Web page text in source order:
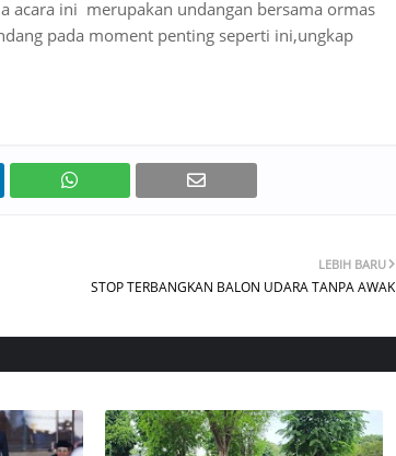
acara ini merupakan undangan bersama ormas
pada moment penting seperti ini,ungkap
LEBIH BARU
STOP TERBANGKAN BALON UDARA TANPA AWAK